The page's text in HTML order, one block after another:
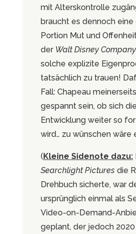
mit Alterskontrolle
braucht es dennoch eine
Portion Mut und
der Walt Disney Company
solche explizite
tatsächlich zu trauen!
Fall: Chapeau
gespannt sein, ob sich
Entwicklung weiter so
wird… zu wünschen wäre
(Kleine Sidenote dazu:
Searchlight Picturesdie
Drehbuch sicherte, war
ursprünglich einmal als
Video-on-Demand-
geplant, der jedoch